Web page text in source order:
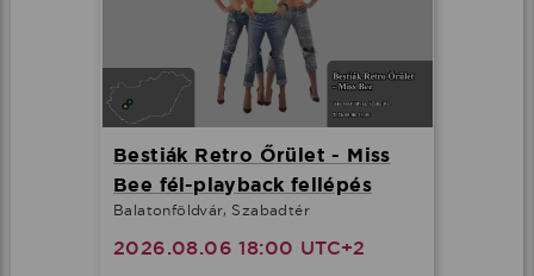
Bestiák Retro Őrület - Miss
Bee fél-playback fellépés
Balatonföldvár, Szabadtér
2026.08.06 18:00 UTC+2